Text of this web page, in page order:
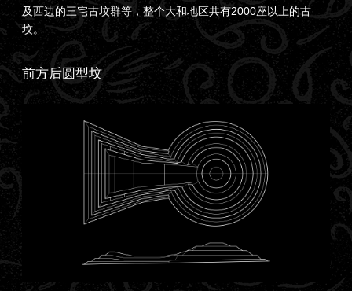
及西边的三宅古坟群等，整个大和地区共有2000座以上的古
坟。
前方后圆型坟